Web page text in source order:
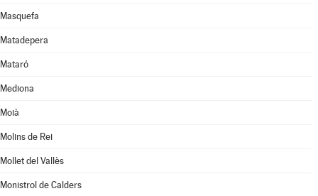
Masquefa
Matadepera
Mataró
Mediona
Moià
Molins de Rei
Mollet del Vallès
Monistrol de Calders